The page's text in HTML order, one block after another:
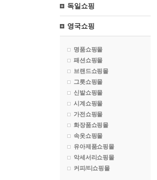
독일쇼핑
영국쇼핑
명품쇼핑몰
패션쇼핑몰
브랜드쇼핑몰
그릇쇼핑몰
신발쇼핑몰
시계쇼핑몰
가전쇼핑몰
화장품쇼핑몰
속옷쇼핑몰
유아제품쇼핑몰
악세서리쇼핑몰
커피/티쇼핑몰